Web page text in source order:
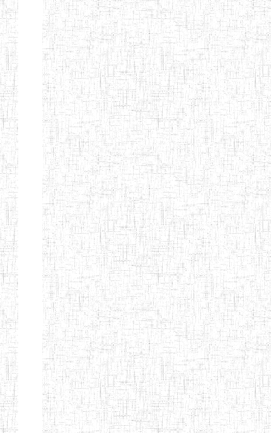
FIERTE
ENIEG TAGA 02/09/2014 ENIEG Privé
ENIET
SIANTOU
04/02/2014 ENIET Privé
ENIEG PRIVEE
GOLDEN
28/08/2009 ENIEG Privé
ENIEG
BILINGUE LE
GRAND
28/12/2007 ENIEG Privé
ENIEG
BILINGUE
VIVA
EDUCATION
15/04/2014 ENIEG Privé
ENIEG PRIVEE
MERE
THERESA
20/08/2015 ENIEG Privé
ENIEG COSBIE 28/08/2009 ENIEG Privé
ENIEG STAR 28/12/2007 ENIEG Privé